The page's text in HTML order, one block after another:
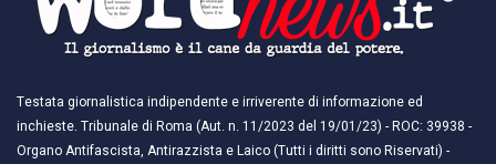
Testata giornalistica indipendente e irriverente di informazione ed
inchieste. Tribunale di Roma (Aut. n. 11/2023 del 19/01/23) - ROC: 39938 -
Organo Antifascista, Antirazzista e Laico (Tutti i diritti sono Riservati) -